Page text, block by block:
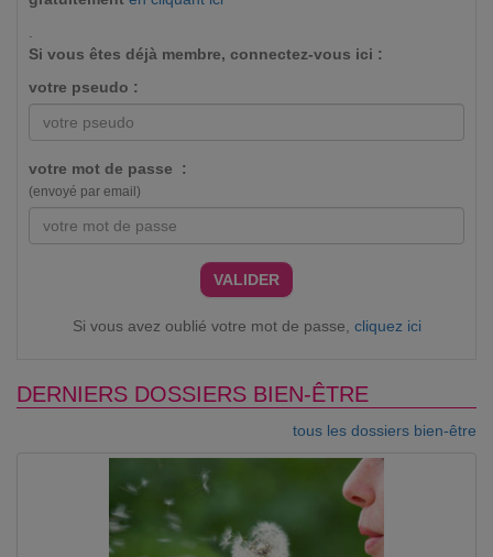
.
Si vous êtes déjà membre, connectez-vous ici :
votre pseudo :
votre mot de passe :
(envoyé par email)
VALIDER
Si vous avez oublié votre mot de passe, cliquez ici
DERNIERS DOSSIERS BIEN-ÊTRE
tous les dossiers bien-être